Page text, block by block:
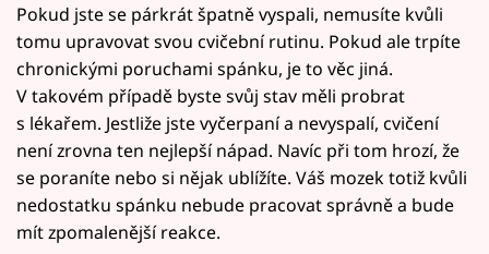
Pokud jste se párkrát špatně vyspali, nemusíte kvůli
tomu upravovat svou cvičební rutinu. Pokud ale trpíte
chronickými poruchami spánku, je to věc jiná.
V takovém případě byste svůj stav měli probrat
s lékařem. Jestliže jste vyčerpaní a nevyspalí, cvičení
není zrovna ten nejlepší nápad. Navíc při tom hrozí, že
se poraníte nebo si nějak ublížíte. Váš mozek totiž kvůli
nedostatku spánku nebude pracovat správně a bude
mít zpomalenější reakce.